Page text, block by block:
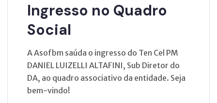
Ingresso no Quadro
Social
A Asofbm saúda o ingresso do Ten Cel PM
DANIEL LUIZELLI ALTAFINI, Sub Diretor do
DA, ao quadro associativo da entidade. Seja
bem-vindo!